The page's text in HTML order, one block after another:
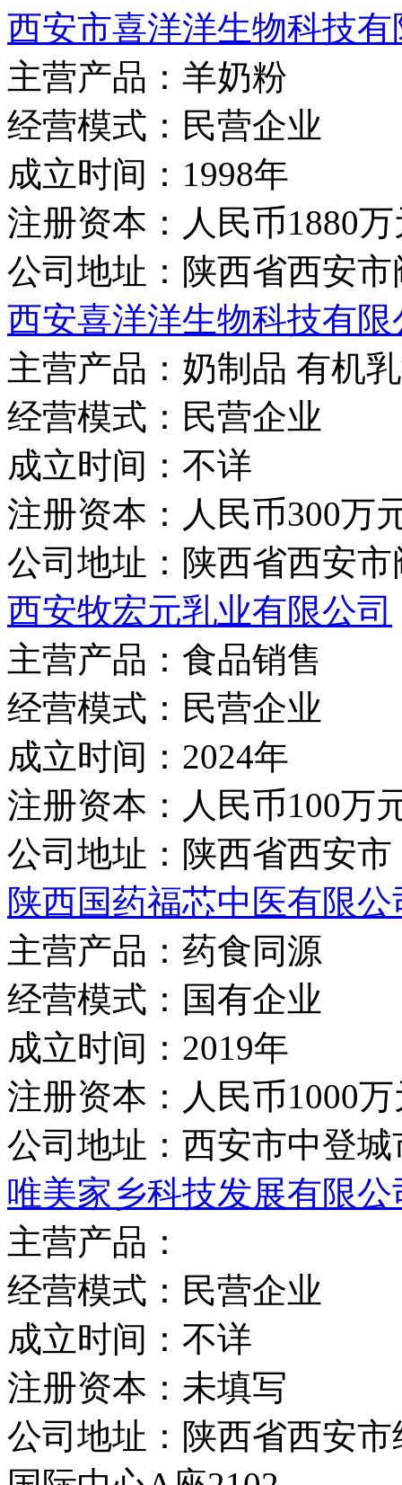
西安市喜洋洋生物科技有
主营产品： 羊奶粉
经营模式： 民营企业
成立时间： 1998年
注册资本： 人民币1880
公司地址： 陕西省西安
西安喜洋洋生物科技有限
主营产品： 奶制品 有机
经营模式： 民营企业
成立时间： 不详
注册资本： 人民币300万
公司地址： 陕西省西安
西安牧宏元乳业有限公司
主营产品： 食品销售
经营模式： 民营企业
成立时间： 2024年
注册资本： 人民币100万
公司地址： 陕西省西安市
陕西国药福芯中医有限公
主营产品： 药食同源
经营模式： 国有企业
成立时间： 2019年
注册资本： 人民币1000
公司地址： 西安市中登
唯美家乡科技发展有限公
主营产品：
经营模式： 民营企业
成立时间： 不详
注册资本： 未填写
公司地址： 陕西省西安